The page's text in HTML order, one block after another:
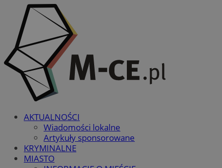
AKTUALNOŚCI
Wiadomości lokalne
Artykuły sponsorowane
KRYMINALNE
MIASTO